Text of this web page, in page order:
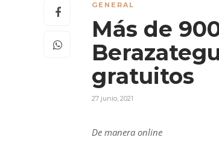
GENERAL
Más de
gratuitos
27 junio, 2021
De manera online